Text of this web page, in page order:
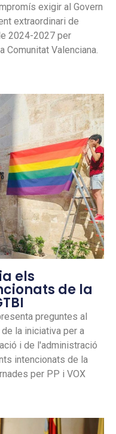
exigir al Govern
extraordinari de
2024-2027 per
Comunitat Valenciana.
els
de la
preguntes al
la iniciativa per a
i de l'administració
intencionats de la
per PP i VOX